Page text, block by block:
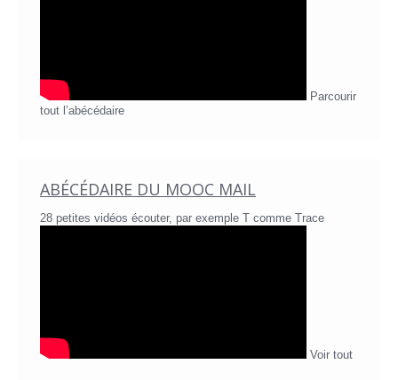
Parcourir
tout l’abécédaire
ABÉCÉDAIRE DU MOOC MAIL
28 petites vidéos écouter, par exemple T comme Trace
Voir tout